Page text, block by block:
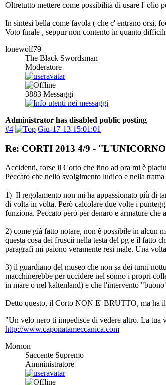
Oltretutto mettere come possibilità di usare l' olio
In sintesi bella come favola ( che c' entrano orsi,
Voto finale , seppur non contento in quanto
lonewolf79
The Black Swordsman
Moderatore
3883 Messaggi
Administrator has disabled public posting
#4
Giu-17-13 15:01:01
Re: CORTI 2013 4/9 -
Accidenti, forse il Corto che fino ad ora mi è
Peccato che nello svolgimento ludico e nella
1) Il regolamento non mi ha appassionato più di
di volta in volta. Però calcolare due volte i
funziona. Peccato però per denaro e armature che
2) come già fatto notare, non è possibile in alcun
questa cosa dei fruscii nella testa del pg e il fatto
paragrafi mi paiono veramente resi male. Una
3) il guardiano del museo che non sa dei turni
macchinerebbe per uccidere nel sonno i propri
in mare o nel kaltenland) e che l'intervento
Detto questo, il Corto NON E' BRUTTO, ma ha il
"Un velo nero ti impedisce di vedere altro. La
http://www.caponatameccanica.com
Mornon
Saccente Supremo
Amministratore